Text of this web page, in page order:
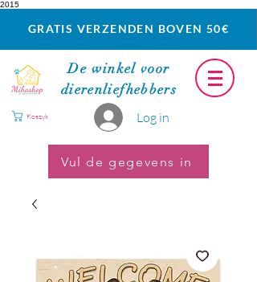
2015
GRATIS VERZENDEN BOVEN 50€
De winkel voor
dierenliefhebbers
Log in
Koszyk
Vul de gegevens in